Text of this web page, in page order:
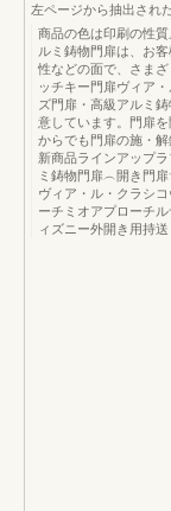
左ページから抽出され
商品の色は印刷の性
ルミ鋳物門扉は、お
性などの面で、さま
ッチキー門扉ヴィア
ズ門扉・高級アルミ
意しています。門扉
からでも門扉の施・
新商品ラインアップ
ミ鋳物門扉︵開き門
ヴィア・ル・クラシ
ーチミオアプローチ
ィズニー外開き用持